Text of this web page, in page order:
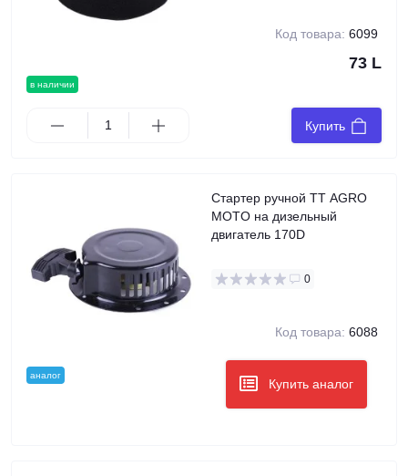
в наличии
Код товара: 6099
73 L
Купить
аналог
Стартер ручной TT AGRO
MOTO на дизельный
двигатель 170D
0
Код товара: 6088
Купить аналог